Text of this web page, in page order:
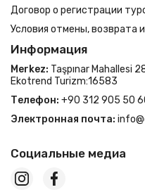
Договор о регистрации
Условия отмены, возврата
Информация
Merkez: Taşpınar Mahallesi
Ekotrend Turizm:16583
Телефон: +90 312 905 50
Электронная почта:
Социальные медиа